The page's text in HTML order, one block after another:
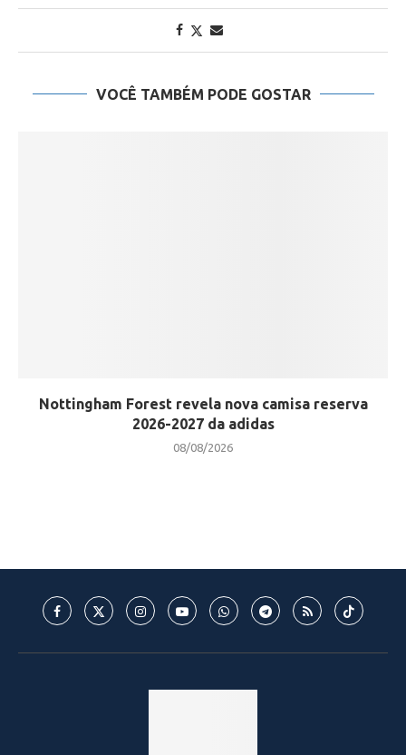
VOCÊ TAMBÉM PODE GOSTAR
Nottingham Forest revela nova camisa reserva
2026-2027 da adidas
08/08/2026